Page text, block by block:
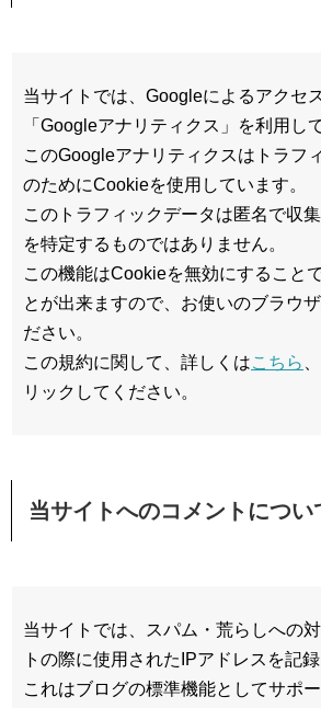
当サイトでは、Googleによるアクセ
「Googleアナリティクス」を利用し
このGoogleアナリティクスはトラフ
のためにCookieを使用しています。
このトラフィックデータは匿名で収
を特定するものではありません。
この機能はCookieを無効にすること
とが出来ますので、お使いのブラウ
ださい。
この規約に関して、詳しくはこちら
リックしてください。
当サイトへのコメントについ
当サイトでは、スパム・荒らしへの
トの際に使用されたIPアドレスを記録
これはブログの標準機能としてサポ